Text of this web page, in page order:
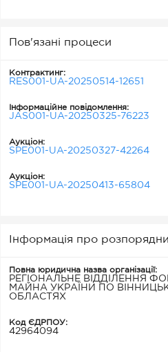
Пов'язані процеси
Контрактинг:
RES001-UA-20250514-12651
Інформаційне повідомлення:
JAS001-UA-20250325-76223
Аукціон:
SPE001-UA-20250327-42264
Аукціон:
SPE001-UA-20250413-65804
Інформація про
Повна юридична назва організації:
РЕГІОНАЛЬНЕ ВІДДІЛЕННЯ
МАЙНА УКРАЇНИ ПО
ОБЛАСТЯХ
Код ЄДРПОУ:
42964094